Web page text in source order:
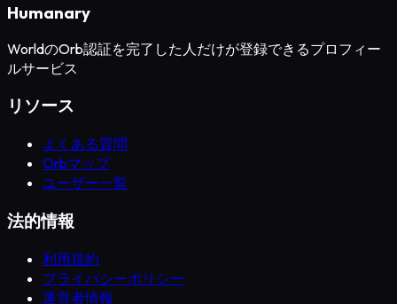
Humanary
WorldのOrb認証を完了した人だけが登録できるプロフィー
ルサービス
リソース
よくある質問
Orbマップ
ユーザー一覧
法的情報
利用規約
プライバシーポリシー
運営者情報